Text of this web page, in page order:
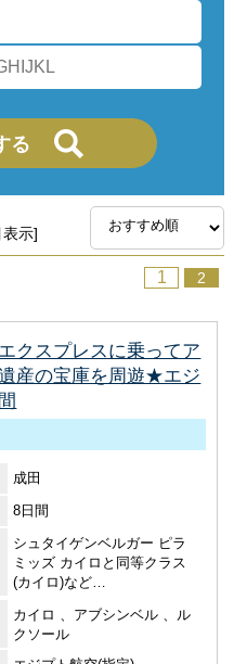
示]
1 2
クスプレスに乗ってア
産の宝庫を周遊★エジ
成田
8日間
シュタイゲンベルガー ピラ
ミッズ カイロと同等クラス
(カイロ)など…
カイロ 、アブシンベル 、ル
クソール